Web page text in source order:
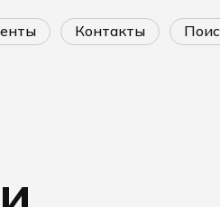
контакты